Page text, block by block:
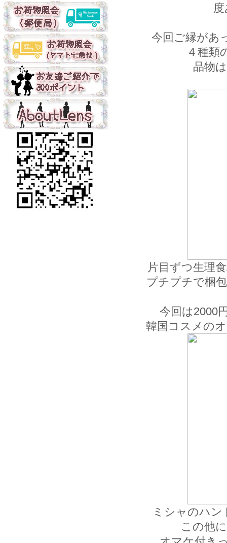
今回ご縁があ
４種類
品物
片目ずつ生理
プチプチで梱
今回は2000
韓国コスメの
ミシャのハ
この他